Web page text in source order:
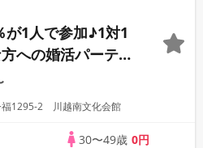
が1人で参加♪1対1
への婚活パーティ
福1295-2 川越南文化会館
30〜49歳 0円